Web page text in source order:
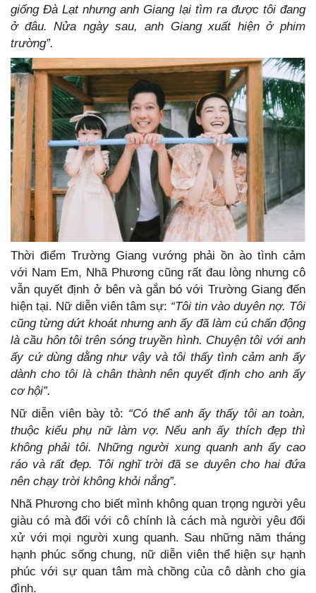
giống Đà Lạt nhưng anh Giang lại tìm ra được tôi đang
ở đâu. Nửa ngày sau, anh Giang xuất hiện ở phim
trường”.
Thời điểm Trường Giang vướng phải ồn ào tình cảm
với Nam Em, Nhã Phương cũng rất đau lòng nhưng cô
vẫn quyết định ở bên và gắn bó với Trường Giang đến
hiện tại. Nữ diễn viên tâm sự: “Tôi tin vào duyên nợ. Tôi
cũng từng dứt khoát nhưng anh ấy đã làm cú chấn động
là cầu hôn tôi trên sóng truyền hình. Chuyện tôi với anh
ấy cứ dùng dằng như vậy và tôi thấy tình cảm anh ấy
dành cho tôi là chân thành nên quyết định cho anh ấy
cơ hội”.
Nữ diễn viên bày tỏ: “Có thể anh ấy thấy tôi an toàn,
thuộc kiểu phụ nữ làm vợ. Nếu anh ấy thích đẹp thì
không phải tôi. Những người xung quanh anh ấy cao
ráo và rất đẹp. Tôi nghĩ trời đã se duyên cho hai đứa
nên chạy trời không khỏi nắng”.
Nhã Phương cho biết mình không quan trọng người yêu
giàu có mà đối với cô chính là cách mà người yêu đối
xử với mọi người xung quanh. Sau những năm tháng
hạnh phúc sống chung, nữ diễn viên thể hiện sự hạnh
phúc với sự quan tâm mà chồng của cô dành cho gia
đình.